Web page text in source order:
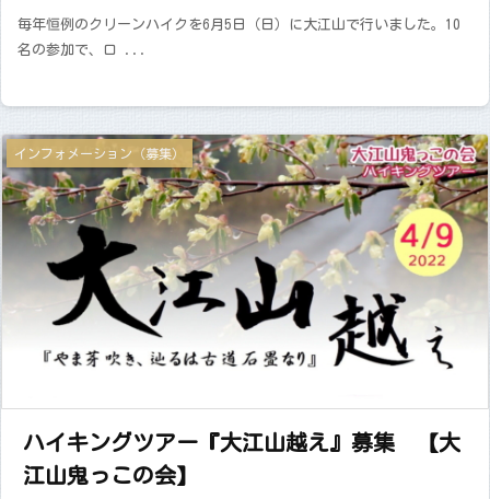
毎年恒例のクリーンハイクを6月5日（日）に大江山で行いました。10
名の参加で、ロ ...
ハイキングツアー『大江山越え』募集 【大
江山鬼っこの会】
インフォメーション（募集）